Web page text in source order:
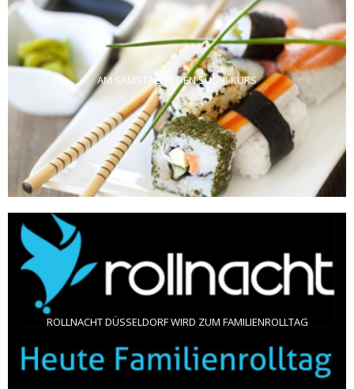
AM SAMSTAG IN DEN SUSHI-KURS
ROLLNACHT DÜSSELDORF WIRD ZUM FAMILIENROLLTAG